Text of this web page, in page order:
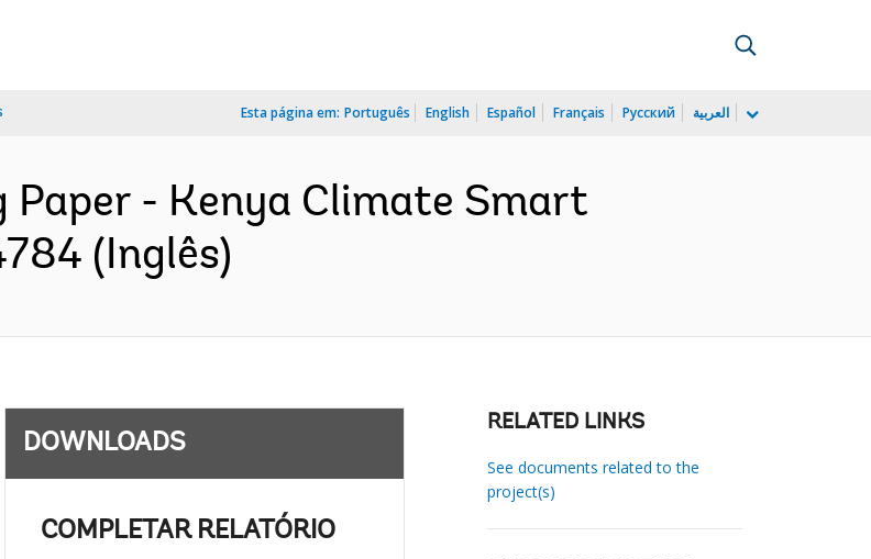
Esta página em: Português English Español Français Русский العربية
- Kenya Climate Smart
(Inglês)
DOWNLOADS
COMPLETAR RELATÓRIO
RELATED LINKS
See documents related to the
project(s)